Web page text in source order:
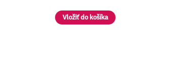
Vložiť do košíka